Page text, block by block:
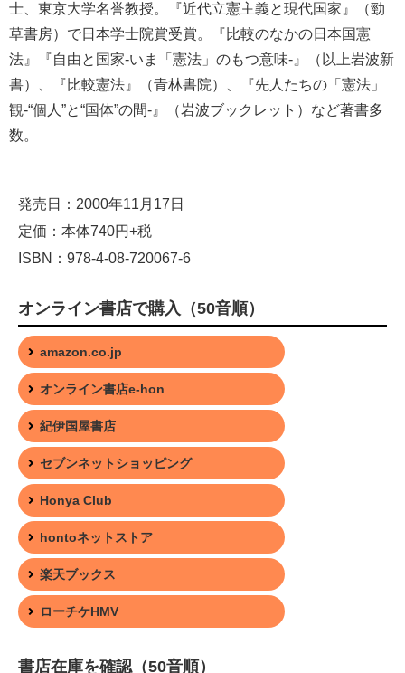
士、東京大学名誉教授。『近代立憲主義と現代国家』（勁
草書房）で日本学士院賞受賞。『比較のなかの日本国憲
法』『自由と国家-いま「憲法」のもつ意味-』（以上岩波新
書）、『比較憲法』（青林書院）、『先人たちの「憲法」
観-“個人”と“国体”の間-』（岩波ブックレット）など著書多
数。
発売日：2000年11月17日
定価：本体740円+税
ISBN：978-4-08-720067-6
オンライン書店で購入（50音順）
amazon.co.jp
オンライン書店e-hon
紀伊国屋書店
セブンネットショッピング
Honya Club
hontoネットストア
楽天ブックス
ローチケHMV
書店在庫を確認（50音順）